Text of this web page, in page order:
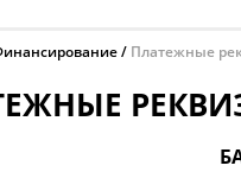
Платежные